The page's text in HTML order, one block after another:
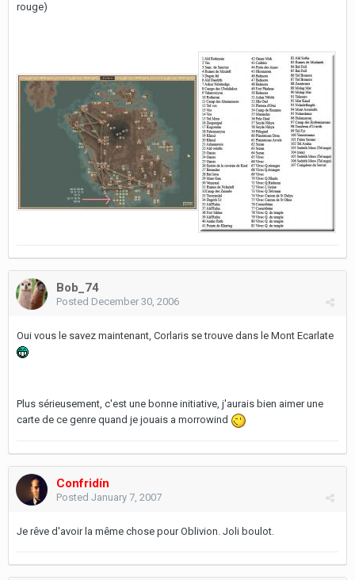
rouge)
Bob_74
Posted December 30, 2006
Oui vous le savez maintenant, Corlaris se trouve dans le Mont Ecarlate
Plus sérieusement, c'est une bonne initiative, j'aurais bien aimer une
carte de ce genre quand je jouais a morrowind
Confridín
Posted January 7, 2007
Je rêve d'avoir la même chose pour Oblivion. Joli boulot.